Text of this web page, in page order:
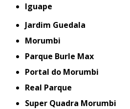
iguape
Jardim Guedala
Morumbi
Parque Burle Max
Portal do Morumbi
Real Parque
Super Quadra Morumbi